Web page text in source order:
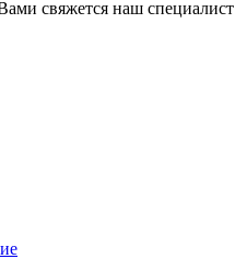
свяжется наш специалист